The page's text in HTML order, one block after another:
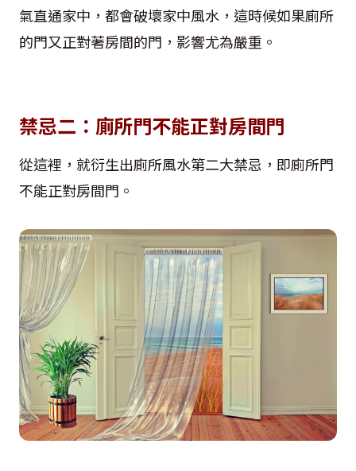
氣直通家中，都會破壞家中風水，這時候如果廁所
的門又正對著房間的門，影響尤為嚴重。
禁忌二：廁所門不能正對房間門
從這裡，就衍生出廁所風水第二大禁忌，即廁所門
不能正對房間門。